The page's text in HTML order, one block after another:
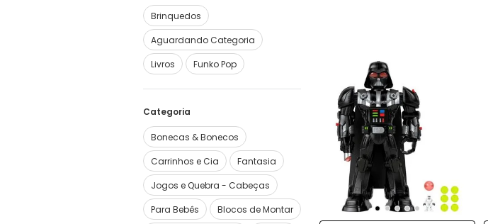
Brinquedos
Aguardando Categoria
Livros
Funko Pop
Categoria
Bonecas & Bonecos
Carrinhos e Cia
Fantasia
Jogos e Quebra - Cabeças
Para Bebês
Blocos de Montar